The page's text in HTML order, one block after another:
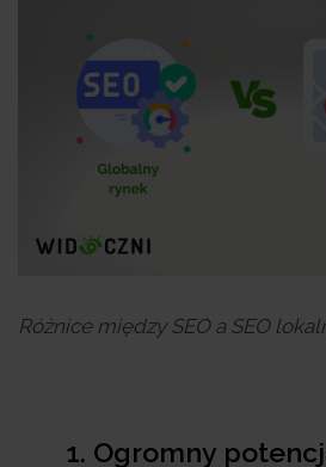
Różnice między SEO a SEO
1. Ogromny